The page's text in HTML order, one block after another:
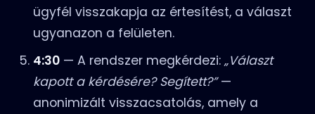
ügyfél visszakapja az értesítést, a választ
ugyanazon a felületen.
4:30— A rendszer megkérdezi: „Választ
kapott a kérdésére? Segített?”—
anonimizált visszacsatolás, amely a